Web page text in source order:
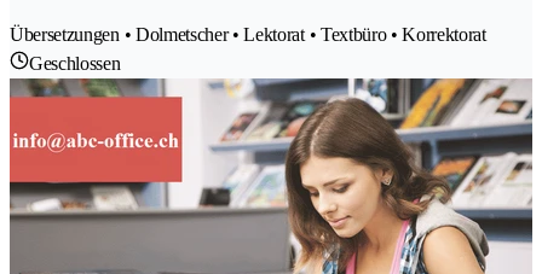
Übersetzungen • Dolmetscher • Lektorat • Textbüro • Korrektorat
Geschlossen